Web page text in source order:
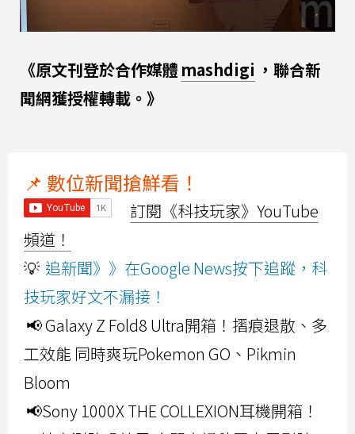
《原文刊登於合作媒體 mashdigi ，聯合新
聞網獲授權轉載。》
📌 數位新聞搶鮮看！
訂閱《科技玩家》YouTube
頻道！
💡 追新聞》》在Google News按下追蹤，科
技玩家好文不漏接！
📢 Galaxy Z Fold8 Ultra開箱！摺痕退散、多
工效能 同時爽玩Pokemon GO、Pikmin
Bloom
📢Sony 1000X THE COLLEXION耳機開箱！